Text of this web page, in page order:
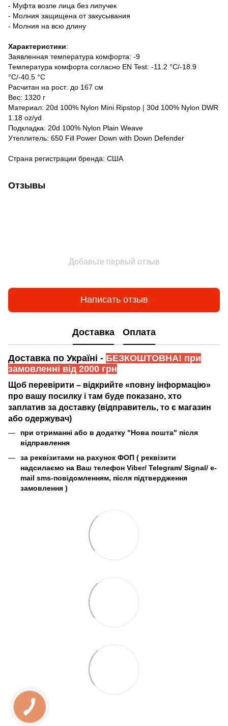
- Муфта возле лица без липучек
- Молния защищена от закусывания
- Молния на всю длину
Характеристики:
Заявленная температура комфорта: -9
Температура комфорта согласно EN Test: -11.2 °C/-18.9
°C/-40.5 °C
Расчитан на рост: до 167 см
Вес: 1320 г
Материал: 20d 100% Nylon Mini Ripstop | 30d 100% Nylon DWR
1.18 oz/yd
Подкладка: 20d 100% Nylon Plain Weave
Утеплитель: 650 Fill Power Down with Down Defender
Страна регистрации бренда: США
Отзывы
Добавьте первый отзыв
Написать отзыв
Доставка Оплата
Доставка по Україні - БЕЗКОШТОВНА! при
замовленні від 2000 грн
Щоб перевірити – відкрийте «повну інформацію»
про вашу посилку і там буде показано, хто
заплатив за доставку (відправитель, то є магазин
або одержувач)
при отриманні або в додатку "Нова пошта" після
відправлення
за реквізитами на рахунок ФОП ( реквізити
надсилаємо на Ваш телефон Viber/ Telegram/ Signal/ e-
mail sms-повідомленням, після підтвердження
замовлення )